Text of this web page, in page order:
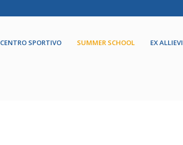
CENTRO SPORTIVO SUMMER SCHOOL EX ALLIEVI